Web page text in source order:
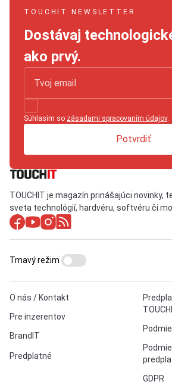
TOUCHIT NEWSLETTER
Dostávaj
ako prvý.
Súhlasím so zásadami spracovaním údajov.
Potvrdiť
TOUCHIT je magazín prinášajúci novinky,
sveta technológií, hardvéru, softvéru či
O nás / Kontakt
Pre inzerentov
BrandIT
Predplatné
GDPR
Tmavý režim